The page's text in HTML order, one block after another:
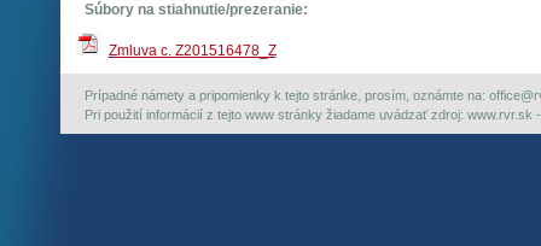
Súbory na stiahnutie/prezeranie:
Zmluva c. Z201516478_Z
Prípadné námety a pripomienky k tejto stránke, prosím, oznámte na:
Pri použití informácií z tejto www stránky žiadame uvádzať zdroj: www.rvr.sk